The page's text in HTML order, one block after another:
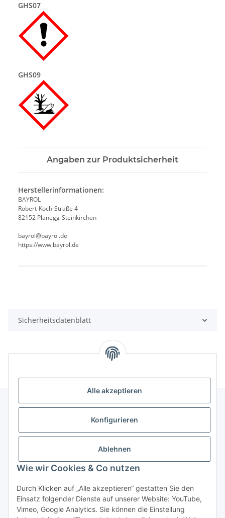
Alle akzeptieren
Konfigurieren
Ablehnen
Wie wir Cookies & Co nutzen
Durch Klicken auf „Alle akzeptieren“ gestatten Sie den
Einsatz folgender Dienste auf unserer Website: YouTube,
Vimeo, Google Analytics. Sie können die Einstellung
GHS07
GHS09
Angaben zur Produktsicherheit
Herstellerinformationen:
BAYROL
Robert-Koch-Straße 4
82152 Planegg-Steinkirchen
bayrol@bayrol.de
https://www.bayrol.de
Sicherheitsdatenblatt
Gesetzliche Informationen
Vertrag widerrufen